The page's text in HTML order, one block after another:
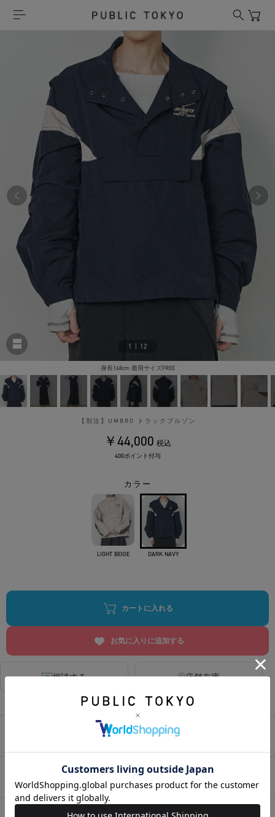
1 | 12
身長168cm 着用サイズFREE
【別注】UMBRO トラックブルゾン
￥44,000 税込
400ポイント付与
カラー
LIGHT BEIGE DARK NAVY
カートに入れる
お気に入りに追加する
相談する 店舗在庫